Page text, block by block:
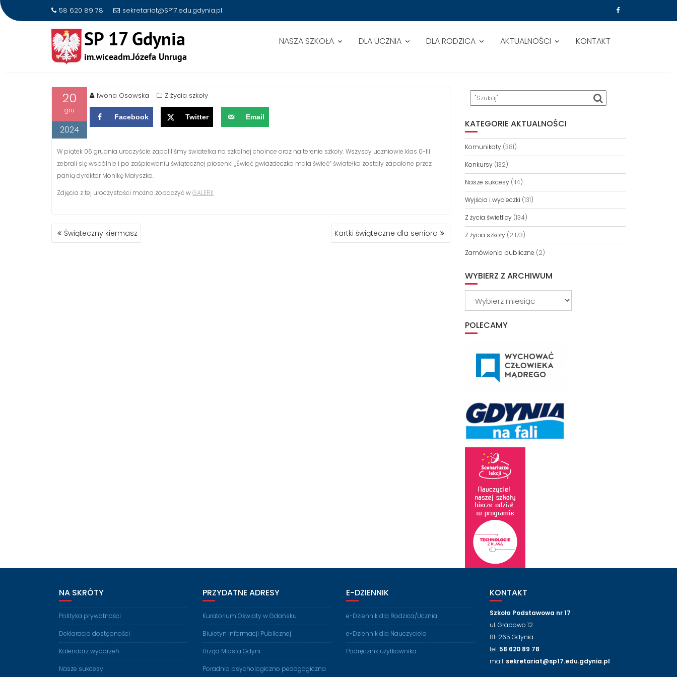
58 620 89 78 sekretariat@SP17.edu.gdynia.pl
NASZA SZKOŁA DLA UCZNIA DLA RODZICA AKTUALNOŚCI KONTAKT
CORAZ BLIŻEJ ŚWIĘTA…
20
gru
2024
Iwona Osowska Z życia szkoły
Facebook Twitter Email
W piątek 06 grudnia uroczyście zapaliliśmy światełka na szkolnej choince oraz na terenie szkoły. Wszyscy uczniowie klas 0-III
zebrali się wspólnie i po zaśpiewaniu świątecznej piosenki „Świeć gwiazdeczko mała świeć” światełka zostały zapalone przez
panią dyrektor Monikę Małyszko.
Zdjęcia z tej uroczystości można zobaczyć wGALERII
NAWIGACJA
WPISU
Świąteczny kiermasz Kartki świąteczne dla seniora
KATEGORIE AKTUALNOŚCI
Komunikaty(381)
Konkursy(132)
Nasze sukcesy(114)
Wyjścia i wycieczki (131)
Z życia świetlicy(134)
Z życia szkoły(2 173)
Zamówienia publiczne (2)
WYBIERZ Z ARCHIWUM
POLECAMY
NA SKRÓTY
Polityka prywatności
Deklaracja dostępności
Kalendarz wydarzeń
Nasze sukcesy
PRZYDATNE ADRESY
Kuratorium Oświaty w Gdańsku
Biuletyn Informacji Publicznej
Urząd Miasta Gdyni
Poradnia psychologiczno pedagogiczna
E-DZIENNIK
e-Dziennik dla Rodzica/Ucznia
e-Dziennik dla Nauczyciela
Podręcznik użytkownika
KONTAKT
Szkoła Podstawowa nr 17
ul. Grabowo 12
81-265 Gdynia
tel. 58 620 89 78
mail: sekretariat@sp17.edu.gdynia.pl